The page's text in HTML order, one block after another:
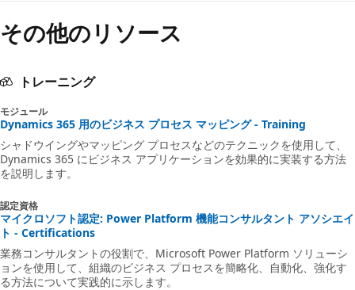
その他のリソース
トレーニング
モジュール
Dynamics 365 用のビジネス プロセス マッピング - Training
シャドウイングやマッピング プロセスなどのテクニックを使用して、
Dynamics 365 にビジネス アプリケーションを効果的に実装する方法
を説明します。
認定資格
マイクロソフト認定: Power Platform 機能コンサルタント アソシエイ
ト - Certifications
業務コンサルタントの役割で、Microsoft Power Platform ソリューシ
ョンを使用して、組織のビジネス プロセスを簡略化、自動化、強化す
る方法について実践的に示します。